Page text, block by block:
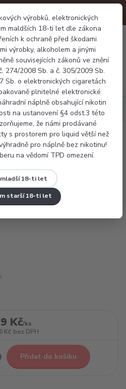
výrobků, elektronických
maldších 18-ti let dle zákona
k ochraně před škodami
výrobky, alkoholem a jinými
souvisejících zákonů ve znění
274/2008 Sb. a č. 305/2009 Sb.
Sb. o elektronických cigaretách
plnitelné elektronické
náplně obsahující nikotin
na ustanovení §4 odst.3 této
že námi prodávané
s prostorem pro liquid větší než
pro náplně bez nikotinu!
na vědomí TPD omezení.
mladší 18-ti let
starší 18-ti let
Menu
0 Kč
pro Joyetech eGo AIO ECO
eGo AIO ECO
Kč/ks
Kč bez DPH
Přidat do košíku